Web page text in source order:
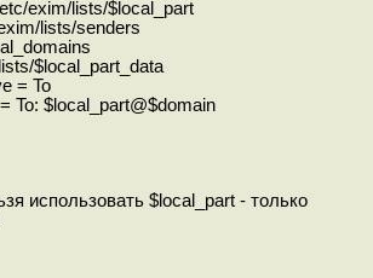
exim/lists/$local_part
lists/senders
$local_part_data
= To
$local_part@$domain
использовать $local_part - только